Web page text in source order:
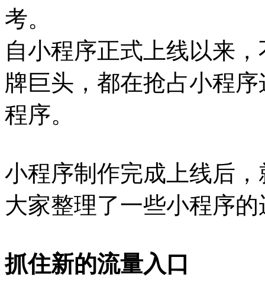
考。
自小程序正式上线以来
牌巨头，都在抢占小程
程序。
小程序制作完成上线后
大家整理了一些小程序
抓住新的流量入口